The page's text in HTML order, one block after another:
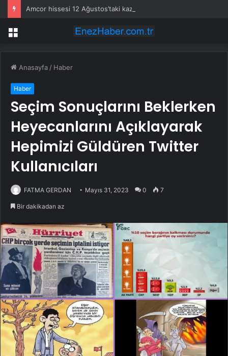
Menü
Anasayfa / Haber
Haber
Seçim Sonuçlarını Beklerken
Heyecanlarını Açıklayarak
Hepimizi Güldüren Twitter
Kullanıcıları
FATMA GERDAN Mayıs 31, 2023 0 7
Bir dakikadan az